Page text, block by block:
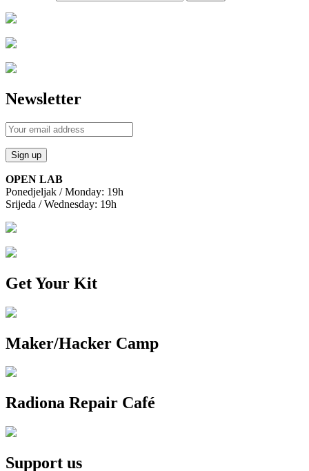
Newsletter
OPEN LAB
Ponedjeljak / Monday: 19h
Srijeda / Wednesday: 19h
Get Your Kit
Maker/Hacker Camp
Radiona Repair Café
Support us